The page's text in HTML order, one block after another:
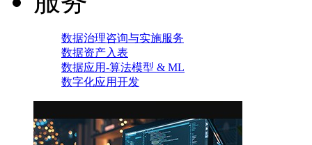
数据治理咨询与实施服务
数据资产入表
数据应用-算法模型 & ML
数字化应用开发